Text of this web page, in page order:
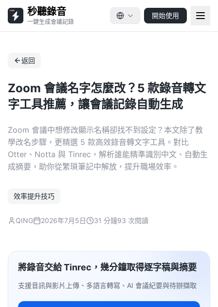
秒聽錄音
一鍵生成會議記錄
開始使用
返回
Zoom 會議名字怎麼改？5 款錄音轉文
字工具推薦，讓會議記錄自動生成
Zoom 會議中想修改顯示名稱卻找不到設定？本文除了教
學改名步驟，更精選 5 款高效錄音轉文字工具。對比
Otter、Notta 與 Tinrec，解析誰能精準識別中文、自動生
成摘要，助你從繁瑣筆記中解放，提升職場效率。
效率提升技巧
QING 2026年7月5日 31 分鐘93 次閱讀
將錄音交給 Tinrec，幾分鐘取得逐字稿與摘要
支援音訊與影片上傳、多語言轉寫、AI 會議紀要與待辦擷取